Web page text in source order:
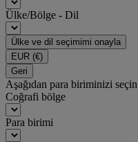
Ülke/Bölge - Dil
Ülke ve dil seçimimi onayla
EUR (€)
Geri
Aşağıdan para biriminizi seçin
Coğrafi bölge
Para birimi